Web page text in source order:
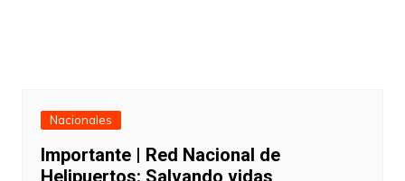
Nacionales
Importante | Red Nacional de
Helipuertos: Salvando vidas